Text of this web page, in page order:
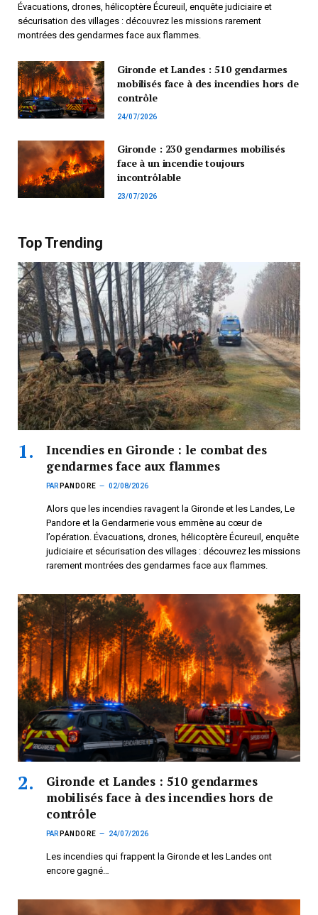
Évacuations, drones, hélicoptère Écureuil, enquête judiciaire et
sécurisation des villages : découvrez les missions rarement
montrées des gendarmes face aux flammes.
Gironde et Landes : 510 gendarmes
mobilisés face à des incendies hors de
contrôle
24/07/2026
Gironde : 230 gendarmes mobilisés
face à un incendie toujours
incontrôlable
23/07/2026
Top Trending
Incendies en Gironde : le combat des
gendarmes face aux flammes
PAR PANDORE 02/08/2026
Alors que les incendies ravagent la Gironde et les Landes, Le
Pandore et la Gendarmerie vous emmène au cœur de
l’opération. Évacuations, drones, hélicoptère Écureuil, enquête
judiciaire et sécurisation des villages : découvrez les missions
rarement montrées des gendarmes face aux flammes.
Gironde et Landes : 510 gendarmes
mobilisés face à des incendies hors de
contrôle
PAR PANDORE 24/07/2026
Les incendies qui frappent la Gironde et les Landes ont
encore gagné…